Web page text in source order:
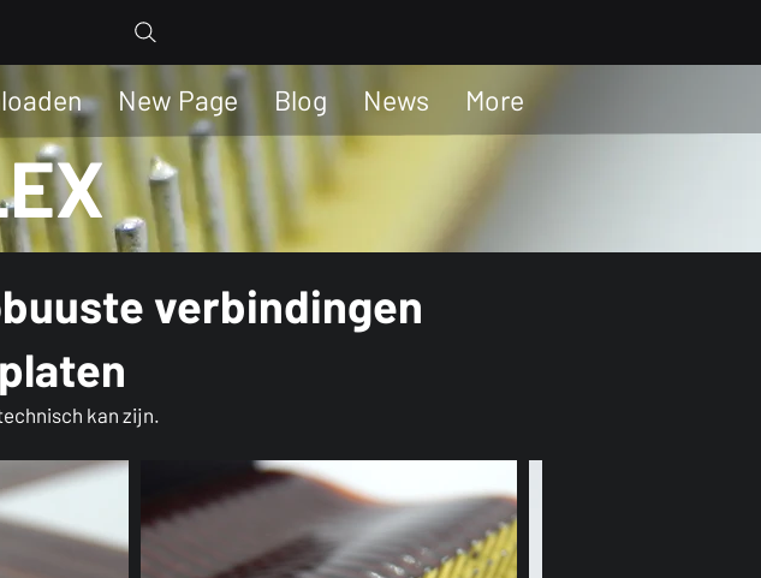
verbindingen
kan zijn.
New Page Blog News More